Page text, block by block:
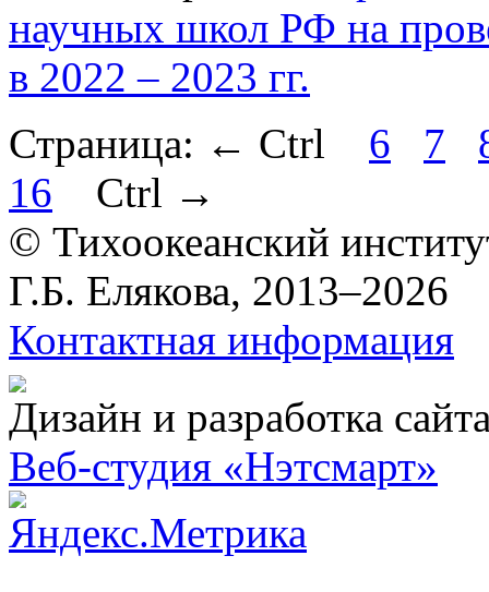
научных школ РФ на
в 2022 – 2023 гг.
Страница: ← Ctrl 6 7
16
Ctrl →
© Тихоокеанский
Г.Б. Елякова, 2013–2026
Контактная информация
Дизайн и разработка
Веб-студия «Нэтсмарт»